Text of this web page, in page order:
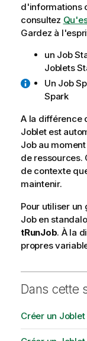
d'informations
consultez
Gardez à
un Job
Joblets
Un Job
Spark
A la différence
Joblet est
Job au
de ressources.
de contexte
maintenir.
Pour utiliser un
Job en
tRunJob. À la
propres
Dans cette
Créer un